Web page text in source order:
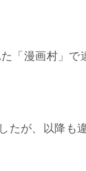
「漫画村」で
たが、以降も